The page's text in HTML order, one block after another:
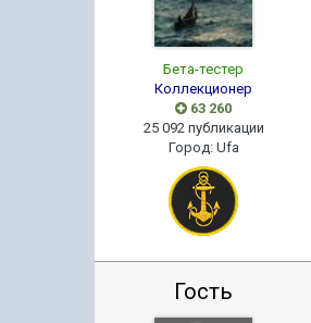
Бета-тестер
Коллекционер
63 260
25 092 публикации
Город: Ufa
Гость